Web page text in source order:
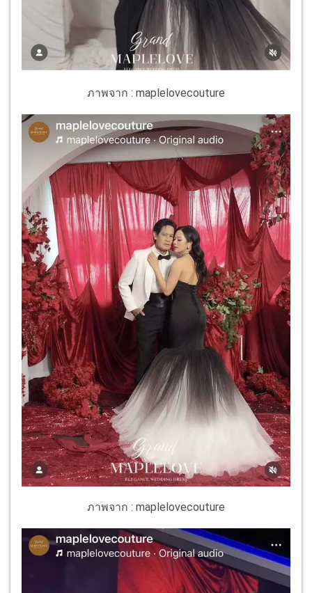
ภาพจาก : maplelovecouture
ภาพจาก : maplelovecouture